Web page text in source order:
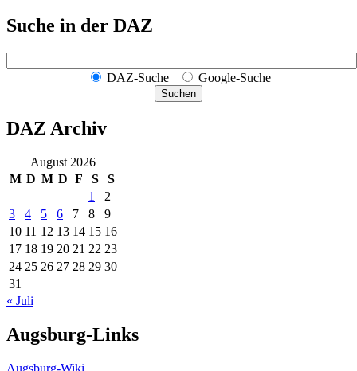
Suche in der DAZ
DAZ-Suche Google-Suche
Suchen
DAZ Archiv
August 2026
M D M D F S
S
1
2
3
4 5 6 7 8
9
10 11 12 13 14 15 16
17 18 19 20 21 22 23
24 25 26 27 28 29 30
31
« Juli
Augsburg-Links
Augsburg-Wiki